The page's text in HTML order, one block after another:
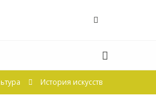
История искусств